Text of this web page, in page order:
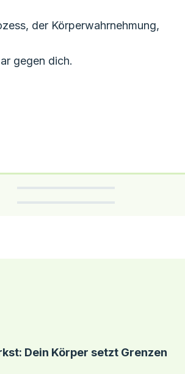
der Körperwahrnehmung,
gegen dich.
Dein Körper setzt Grenzen